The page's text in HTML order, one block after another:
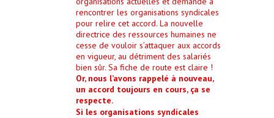
rencontrer les organisations syndicales
pour relire cet accord. La nouvelle
directrice des ressources humaines ne
cesse de vouloir s’attaquer aux accords
en vigueur, au détriment des salariés
bien sûr. Sa fiche de route est claire !
Or, nous l’avons rappelé à nouveau,
un accord toujours en cours, ça se
respecte.
Si les organisations syndicales